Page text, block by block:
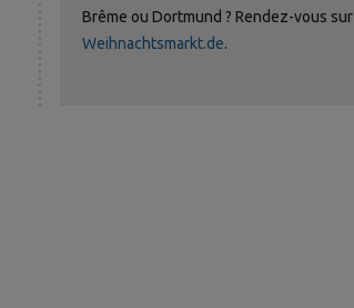
Brême ou Dortmund ? Rendez-vous sur
Weihnachtsmarkt.de.